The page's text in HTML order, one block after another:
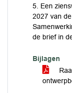
5. Een
2027 van
de brief in
Bijlagen